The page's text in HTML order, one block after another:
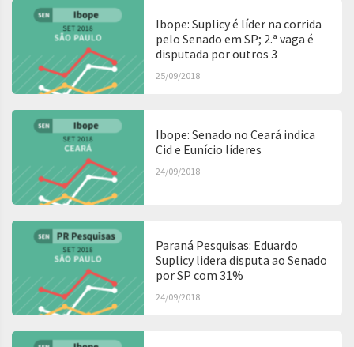
Ibope: Suplicy é líder na corrida
pelo Senado em SP; 2.ª vaga é
disputada por outros 3
25/09/2018
Ibope: Senado no Ceará indica
Cid e Eunício líderes
24/09/2018
Paraná Pesquisas: Eduardo
Suplicy lidera disputa ao Senado
por SP com 31%
24/09/2018